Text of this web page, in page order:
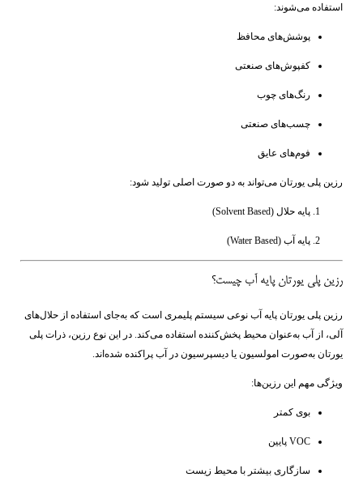
استفاده می‌شوند:
پوشش‌های محافظ
کفپوش‌های صنعتی
رنگ‌های چوب
چسب‌های صنعتی
فوم‌های عایق
رزین پلی یورتان می‌تواند به دو صورت اصلی تولید شود:
پایه حلال (Solvent Based)
پایه آب (Water Based)
رزین پلی یورتان پایه آب چیست؟
رزین پلی یورتان پایه آب نوعی سیستم پلیمری است که به‌جای استفاده از حلال‌های
آلی، از آب به‌عنوان محیط پخش‌کننده استفاده می‌کند. در این نوع رزین، ذرات پلی
یورتان به‌صورت امولسیون یا دیسپرسیون در آب پراکنده شده‌اند.
ویژگی مهم این رزین‌ها:
بوی کمتر
VOC پایین
سازگاری بیشتر با محیط زیست